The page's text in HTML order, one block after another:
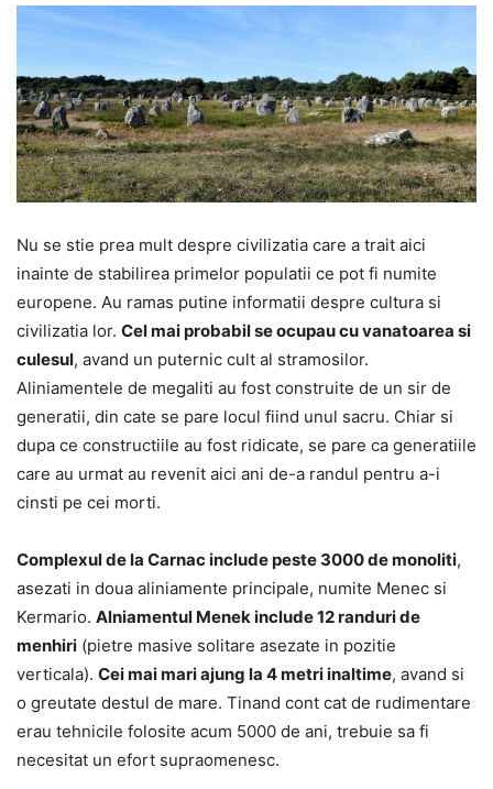
Nu se stie prea mult despre civilizatia care a trait aici
inainte de stabilirea primelor populatii ce pot fi numite
europene. Au ramas putine informatii despre cultura si
civilizatia lor. Cel mai probabil se ocupau cu vanatoarea si
culesul, avand un puternic cult al stramosilor.
Aliniamentele de megaliti au fost construite de un sir de
generatii, din cate se pare locul fiind unul sacru. Chiar si
dupa ce constructiile au fost ridicate, se pare ca generatiile
care au urmat au revenit aici ani de-a randul pentru a-i
cinsti pe cei morti.
Complexul de la Carnac include peste 3000 de monoliti,
asezati in doua aliniamente principale, numite Menec si
Kermario. Alniamentul Menek include 12 randuri de
menhiri (pietre masive solitare asezate in pozitie
verticala). Cei mai mari ajung la 4 metri inaltime, avand si
o greutate destul de mare. Tinand cont cat de rudimentare
erau tehnicile folosite acum 5000 de ani, trebuie sa fi
necesitat un efort supraomenesc.